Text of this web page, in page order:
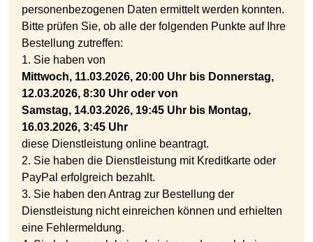
personenbezogenen Daten ermittelt werden konnten.
Bitte prüfen Sie, ob alle der folgenden Punkte auf Ihre
Bestellung zutreffen:
1. Sie haben von
Mittwoch, 11.03.2026, 20:00 Uhr bis Donnerstag,
12.03.2026, 8:30 Uhr oder von
Samstag, 14.03.2026, 19:45 Uhr bis Montag,
16.03.2026, 3:45 Uhr
diese Dienstleistung online beantragt.
2. Sie haben die Dienstleistung mit Kreditkarte oder
PayPal erfolgreich bezahlt.
3. Sie haben den Antrag zur Bestellung der
Dienstleistung nicht einreichen können und erhielten
eine Fehlermeldung.